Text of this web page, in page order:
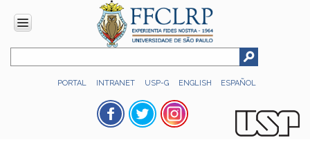
PORTAL INTRANET USP-G ENGLISH ESPAÑOL
INSTITUCIONAL
Histórico